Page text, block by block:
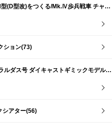
ガールズ&パンツァー Ⅳ号戦車H型(D型改)をつくる/Mk.Ⅳ歩兵戦車 チャーチルMk.Ⅶをつくる(191)
ション(73)
アルカディア号/クイーン・エメラルダス号 ダイキャストギミックモデルをつくる(159)
シアター(56)